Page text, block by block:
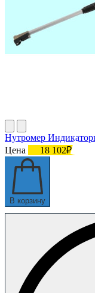
Нутромер
Цена
18 102₽
В корзину